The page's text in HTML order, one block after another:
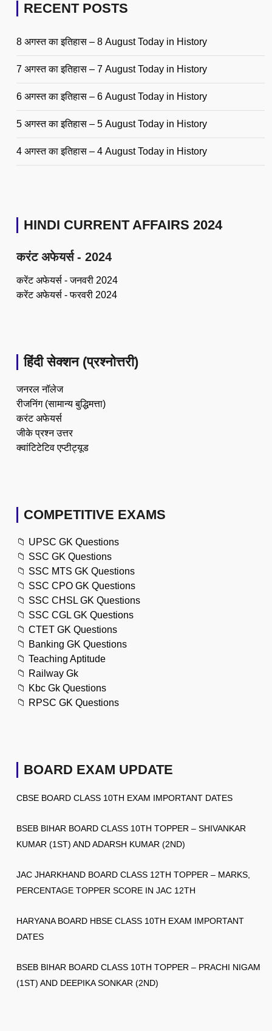
RECENT POSTS
8 अगस्त का इतिहास – 8 August Today in History
7 अगस्त का इतिहास – 7 August Today in History
6 अगस्त का इतिहास – 6 August Today in History
5 अगस्त का इतिहास – 5 August Today in History
4 अगस्त का इतिहास – 4 August Today in History
HINDI CURRENT AFFAIRS 2024
करंट अफेयर्स - 2024
करेंट अफेयर्स - जनवरी 2024
करेंट अफेयर्स - फरवरी 2024
हिंदी सेक्शन (प्रश्नोत्तरी)
जनरल नॉलेज
रीजनिंग (सामान्य बुद्धिमत्ता)
करंट अफेयर्स
जीके प्रश्न उत्तर
क्वांटिटेटिव एप्टीट्यूड
COMPETITIVE EXAMS
📁 UPSC GK Questions
📁 SSC GK Questions
📁 SSC MTS GK Questions
📁 SSC CPO GK Questions
📁 SSC CHSL GK Questions
📁 SSC CGL GK Questions
📁 CTET GK Questions
📁 Banking GK Questions
📁 Teaching Aptitude
📁 Railway Gk
📁 Kbc Gk Questions
📁 RPSC GK Questions
BOARD EXAM UPDATE
CBSE BOARD CLASS 10TH EXAM IMPORTANT DATES
BSEB BIHAR BOARD CLASS 10TH TOPPER – SHIVANKAR
KUMAR (1ST) AND ADARSH KUMAR (2ND)
JAC JHARKHAND BOARD CLASS 12TH TOPPER – MARKS,
PERCENTAGE TOPPER SCORE IN JAC 12TH
HARYANA BOARD HBSE CLASS 10TH EXAM IMPORTANT
DATES
BSEB BIHAR BOARD CLASS 10TH TOPPER – PRACHI NIGAM
(1ST) AND DEEPIKA SONKAR (2ND)